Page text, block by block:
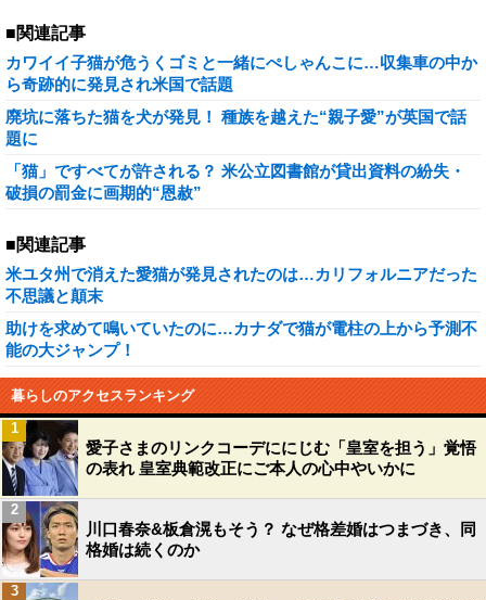
■関連記事
カワイイ子猫が危うくゴミと一緒にぺしゃんこに…収集車の中か
ら奇跡的に発見され米国で話題
廃坑に落ちた猫を犬が発見！ 種族を越えた“親子愛”が英国で話
題に
「猫」ですべてが許される？ 米公立図書館が貸出資料の紛失・
破損の罰金に画期的“恩赦”
■関連記事
米ユタ州で消えた愛猫が発見されたのは…カリフォルニアだった
不思議と顛末
助けを求めて鳴いていたのに…カナダで猫が電柱の上から予測不
能の大ジャンプ！
暮らしのアクセスランキング
愛子さまのリンクコーデににじむ「皇室を担う」覚悟
の表れ 皇室典範改正にご本人の心中やいかに
1
川口春奈&板倉滉もそう？ なぜ格差婚はつまづき、同
格婚は続くのか
2
3